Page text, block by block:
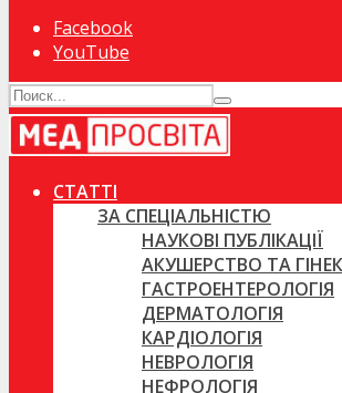
Facebook
YouTube
СТАТТІ
ЗА СПЕЦІАЛЬНІСТЮ
НАУКОВІ ПУБЛІКАЦІЇ
АКУШЕРСТВО ТА
ГАСТРОЕНТЕРОЛОГІЯ
ДЕРМАТОЛОГІЯ
КАРДІОЛОГІЯ
НЕВРОЛОГІЯ
НЕФРОЛОГІЯ